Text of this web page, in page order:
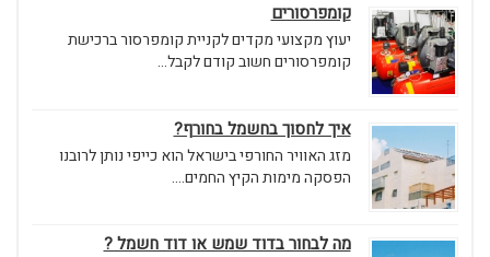
קומפרסורים
יעוץ מקצועי מקדים לקניית קומפרסור ברכישת
קומפרסורים חשוב קודם לקבל...
איך לחסוך בחשמל בחורף?
מזג האוויר החורפי בישראל הוא כייפי נותן לרובנו
הפסקה מימות הקיץ החמים....
מה לבחור בדוד שמש או דוד חשמל ?